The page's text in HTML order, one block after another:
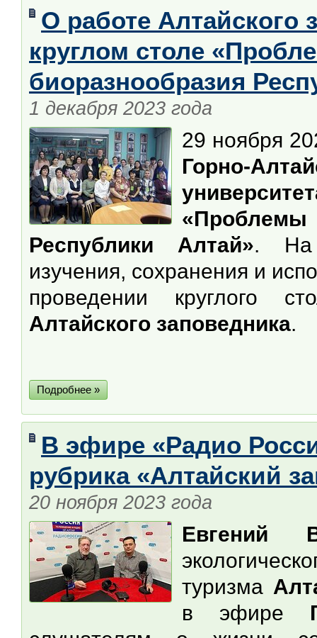
О работе Алтайского
круглом столе
биоразнообразия
1 декабря 2023 года
29 ноября
Горно-
Республики Алтай». На
изучения, сохранения и
проведении круглого
Алтайского заповедника.
Подробнее »
В эфире «Радио
рубрика «Алтайский
20 ноября 2023 года
Евгений
туризма
в эфире